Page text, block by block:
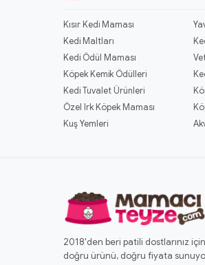
Kısır Kedi Maması
Kedi Maltları
Kedi Ödül Maması
Köpek Kemik Ödülleri
Kedi Tuvalet Ürünleri
Özel Irk Köpek Maması
Kuş Yemleri
2018'den beri patili dostlarınız için
doğru ürünü, doğru fiyata